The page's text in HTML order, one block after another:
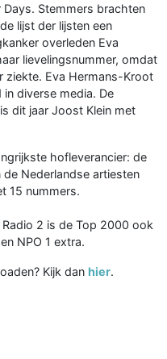
Stemmers brachten
lijst der lijsten een
overleden Eva
lievelingsnummer, omdat
ziekte. Eva Hermans-Kroot
diverse media. De
dit jaar Joost Klein met
hofleverancier: de
Nederlandse artiesten
15 nummers.
2 is de Top 2000 ook
NPO 1 extra.
Kijk dan hier.